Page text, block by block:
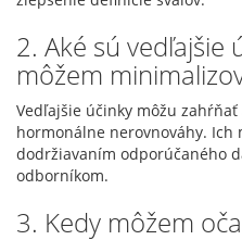
2. Aké sú vedľajšie
môžem
Vedľajšie účinky môžu zahŕňať
hormonálne nerovnováhy.
dodržiavaním odporúčaného
odborníkom.
3. Kedy môžem